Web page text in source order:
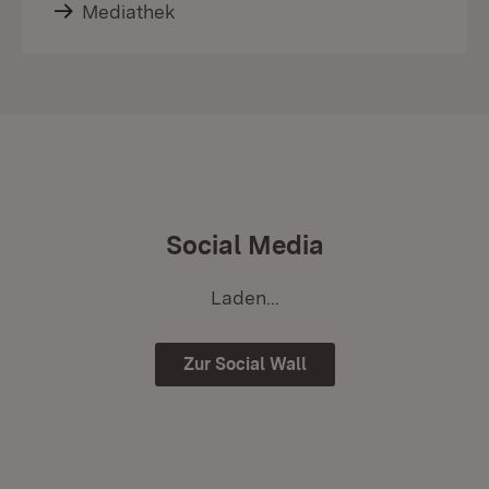
Mediathek
Social Media
Laden...
Zur Social Wall